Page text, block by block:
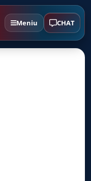
Meniu CHAT